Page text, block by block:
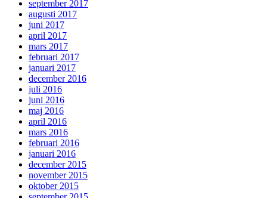
september 2017
augusti 2017
juni 2017
april 2017
mars 2017
februari 2017
januari 2017
december 2016
juli 2016
juni 2016
maj 2016
april 2016
mars 2016
februari 2016
januari 2016
december 2015
november 2015
oktober 2015